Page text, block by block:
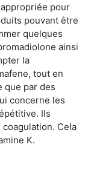
pour
pouvant être
quelques
ainsi
la
tout en
que par des
concerne les
Ils
Cela
K.